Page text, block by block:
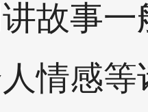
故事一
情感等